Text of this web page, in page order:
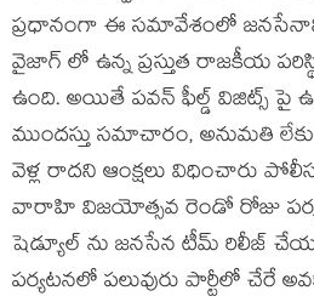
ప్రధానంగా ఈ సమావేశంలో జనసేనాని
వైజాగ్ లో ఉన్న ప్రస్తుత రాజకీయ
ఉంది. అయితే పవన్ ఫీల్డ్ విజిట్స్ పై
ముందస్తు సమాచారం, అనుమతి
వెళ్ల రాదని ఆంక్షలు విధించారు
వారాహి విజయోత్సవ రెండో రోజు
షెడ్యూల్ ను జనసేన టీమ్ రిలీజ్
పర్యటనలో పలువురు పార్టీలో చేరే